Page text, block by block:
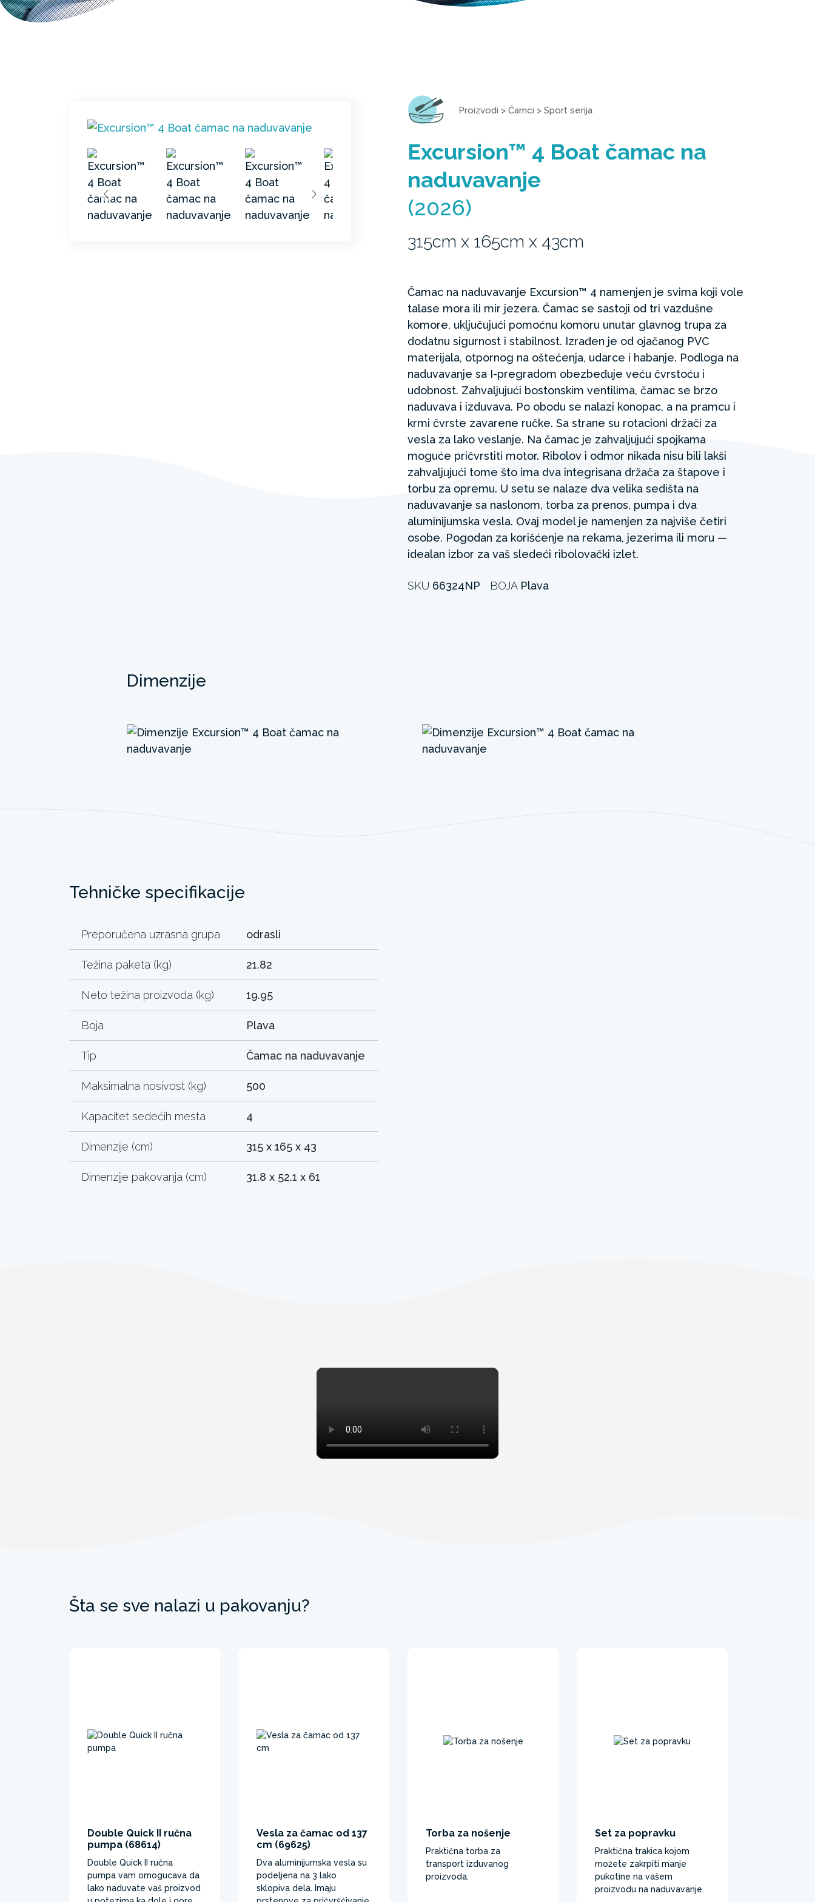
Proizvodi > Čamci > Sport serija
Excursion™ 4 Boat čamac na
naduvavanje
(2026)
315cm x 165cm x 43cm
Čamac na naduvavanje Excursion™ 4 namenjen je svima koji vole
talase mora ili mir jezera. Čamac se sastoji od tri vazdušne
komore, uključujući pomoćnu komoru unutar glavnog trupa za
dodatnu sigurnost i stabilnost. Izrađen je od ojačanog PVC
materijala, otpornog na oštećenja, udarce i habanje. Podloga na
naduvavanje sa I-pregradom obezbeđuje veću čvrstoću i
udobnost. Zahvaljujući bostonskim ventilima, čamac se brzo
naduvava i izduvava. Po obodu se nalazi konopac, a na pramcu i
krmi čvrste zavarene ručke. Sa strane su rotacioni držači za
vesla za lako veslanje. Na čamac je zahvaljujući spojkama
moguće pričvrstiti motor. Ribolov i odmor nikada nisu bili lakši
zahvaljujući tome što ima dva integrisana držača za štapove i
torbu za opremu. U setu se nalaze dva velika sedišta na
naduvavanje sa naslonom, torba za prenos, pumpa i dva
aluminijumska vesla. Ovaj model je namenjen za najviše četiri
osobe. Pogodan za korišćenje na rekama, jezerima ili moru —
idealan izbor za vaš sledeći ribolovački izlet.
SKU 66324NP BOJA Plava
Dimenzije
Tehničke specifikacije
Preporučena uzrasna grupa odrasli
Težina paketa (kg) 21.82
Neto težina proizvoda (kg) 19.95
Boja Plava
Tip Čamac na naduvavanje
Maksimalna nosivost (kg) 500
Kapacitet sedećih mesta 4
Dimenzije (cm) 315 x 165 x 43
Dimenzije pakovanja (cm) 31.8 x 52.1 x 61
Šta se sve nalazi u pakovanju?
Double Quick II ručna
pumpa (68614)
Double Quick II ručna
pumpa vam omogucava da
lako naduvate vaš proizvod
Vesla za čamac od 137
cm (69625)
Dva aluminijumska vesla su
podeljena na 3 lako
sklopiva dela. Imaju
Torba za nošenje
Praktična torba za
transport izduvanog
proizvoda.
Set za popravku
Praktična trakica kojom
možete zakrpiti manje
pukotine na vašem
proizvodu na naduvavanje.